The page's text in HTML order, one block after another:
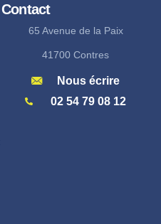
Contact
65 Avenue de la Paix
41700 Contres
Nous écrire
02 54 79 08 12